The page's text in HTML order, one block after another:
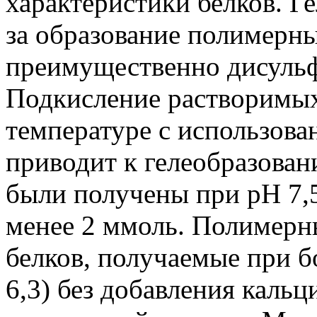
за образование
преимущественно
Подкисление
температуре с
приводит к
были получены при pH
менее 2 ммоль.
белков, получаемые при
6,3) без добавления